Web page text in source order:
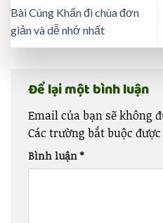
Bài Cúng Khấn đi chùa đơn
giản và dễ nhớ nhất
Để lại một bình luận
Email của bạn sẽ không
Các trường bắt buộc
Bình luận*